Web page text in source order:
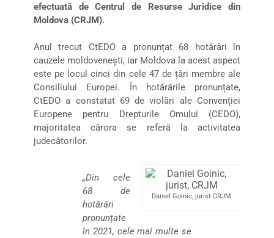
efectuată de Centrul de Resurse Juridice din
Moldova (CRJM).
Anul trecut CtEDO a pronunțat 68 hotărâri în
cauzele moldovenești, iar Moldova la acest aspect
este pe locul cinci din cele 47 de țări membre ale
Consiliului Europei. În hotărârile pronunțate,
CtEDO a constatat 69 de violări ale Convenției
Europene pentru Drepturile Omului (CEDO),
majoritatea cărora se referă la activitatea
judecătorilor.
Daniel Goinic, jurist CRJM
„Din cele
68 de
hotărâri
pronunțate
în 2021, cele mai multe se